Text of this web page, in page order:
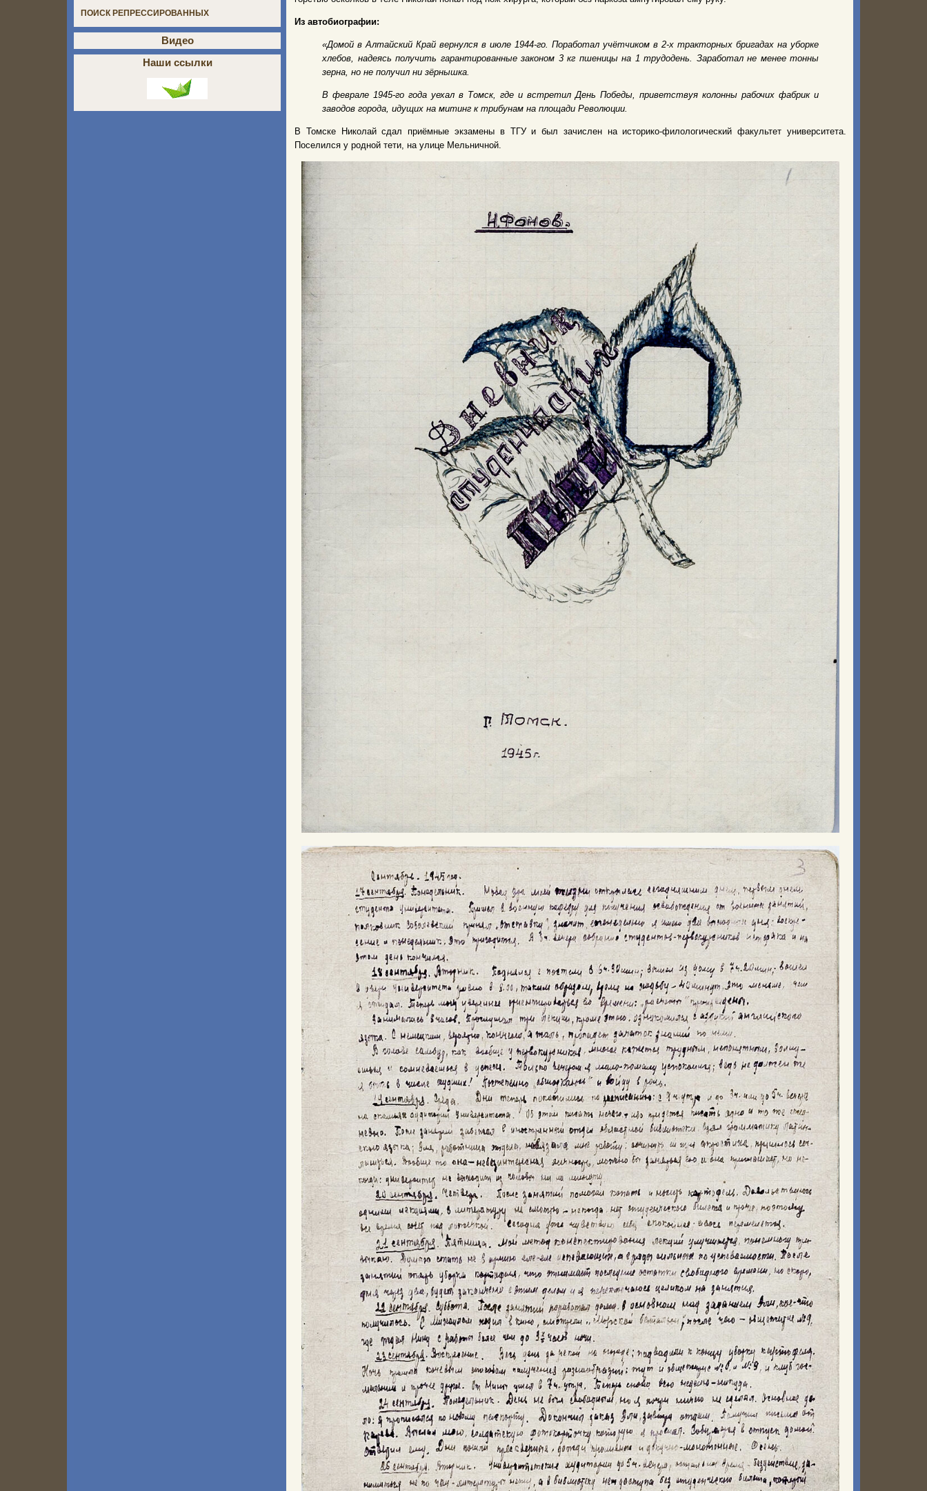
Из автобиографии:
«Домой в Алтайский Край вернулся в июле 1944-го. Поработал учётчиком в 2-х тракторных бригадах на уборке
хлебов, надеясь получить гарантированные законом 3 кг пшеницы на 1 трудодень. Заработал не менее тонны
зерна, но не получил ни зёрнышка.
В феврале 1945-го года уехал в Томск, где и встретил День Победы, приветствуя колонны рабочих фабрик и
заводов города, идущих на митинг к трибунам на площади Революции.
В Томске Николай сдал приёмные экзамены в ТГУ и был зачислен на историко-филологический факультет университета.
Поселился у родной тети, на улице Мельничной.
ПОИСК РЕПРЕССИРОВАННЫХ
Видео
Наши ссылки